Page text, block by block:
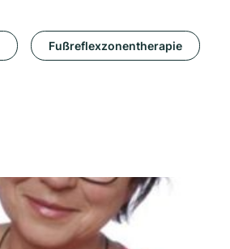
Fußreflexzonentherapie